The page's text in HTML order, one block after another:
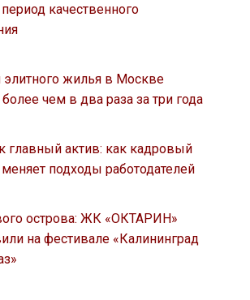
качественного
жилья в Москве
чем в два раза за три года
главный актив: как кадровый
подходы работодателей
острова: ЖК «ОКТАРИН»
на фестивале «Калининград